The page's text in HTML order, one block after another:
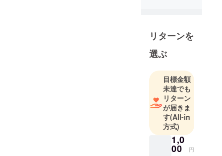
リターンを
選ぶ
目標金額
未達でも
リターン
が届きま
す(All-in
方式)
1,0
00 円